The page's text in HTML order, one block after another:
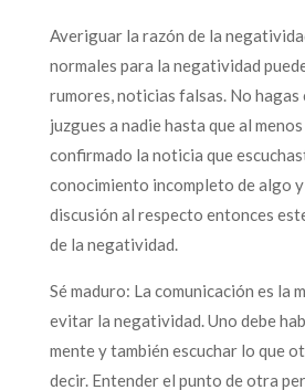
Averiguar la razón de la
normales para la negatividad
rumores, noticias falsas. No
juzgues a nadie hasta que al
confirmado la noticia que
conocimiento incompleto de algo
discusión al respecto entonces
de la negatividad.
Sé maduro: La comunicación es la
evitar la negatividad. Uno debe
mente y también escuchar lo que
decir. Entender el punto de otra